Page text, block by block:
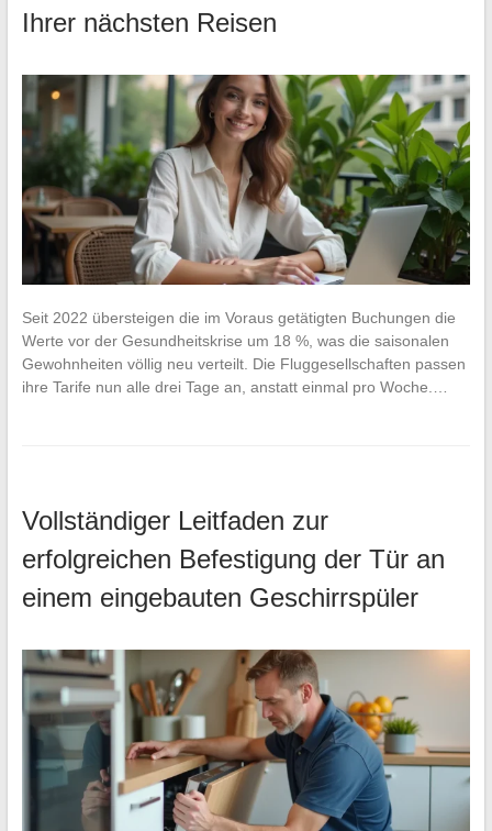
Ihrer nächsten Reisen
Seit 2022 übersteigen die im Voraus getätigten Buchungen die
Werte vor der Gesundheitskrise um 18 %, was die saisonalen
Gewohnheiten völlig neu verteilt. Die Fluggesellschaften passen
ihre Tarife nun alle drei Tage an, anstatt einmal pro Woche.…
Vollständiger Leitfaden zur
erfolgreichen Befestigung der Tür an
einem eingebauten Geschirrspüler